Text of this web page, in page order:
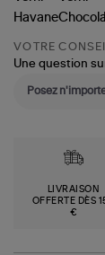
VOTRE
Une question
LIVRAISON
OFFERTE DÈS
€